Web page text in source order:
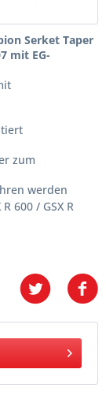
Serket Taper
mit EG-
zum
werden
600 / GSX R